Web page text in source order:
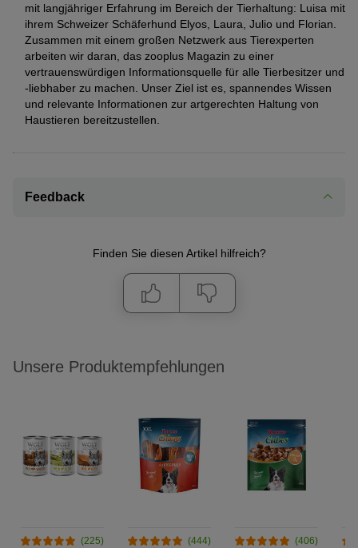
mit langjähriger Erfahrung im Bereich der Tierhaltung: Luisa mit
ihrem Schweizer Schäferhund Elyos, Laura, Julio und Florian.
Zusammen mit einem großen Netzwerk aus Tierexperten
arbeiten wir daran, das zooplus Magazin zu einer
vertrauenswürdigen Informationsquelle für alle Tierbesitzer und
-liebhaber zu machen. Unser Ziel ist es, spannendes Wissen
und relevante Informationen zur artgerechten Haltung von
Haustieren bereitzustellen.
Feedback
Finden Sie diesen Artikel hilfreich?
Unsere Produktempfehlungen
(225) (444) (406)